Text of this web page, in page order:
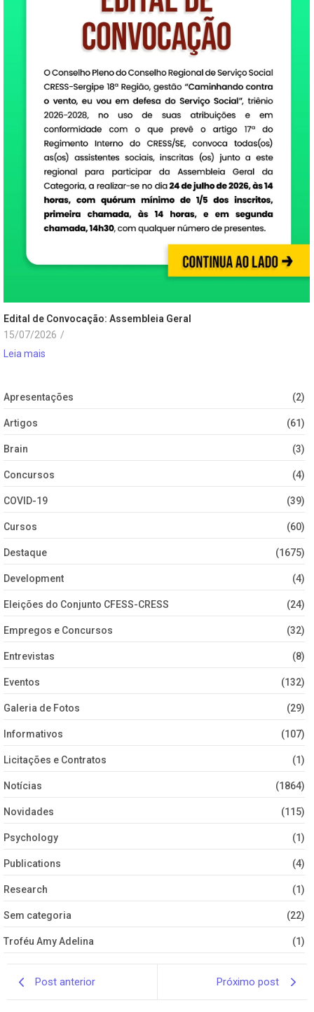
Edital de Convocação: Assembleia Geral
15/07/2026 /
Leia mais
Apresentações (2)
Artigos (61)
Brain (3)
Concursos (4)
COVID-19 (39)
Cursos (60)
Destaque (1675)
Development (4)
Eleições do Conjunto CFESS-CRESS (24)
Empregos e Concursos (32)
Entrevistas (8)
Eventos (132)
Galeria de Fotos (29)
Informativos (107)
Licitações e Contratos (1)
Notícias (1864)
Novidades (115)
Psychology (1)
Publications (4)
Research (1)
Sem categoria (22)
Troféu Amy Adelina (1)
Post anterior Próximo post